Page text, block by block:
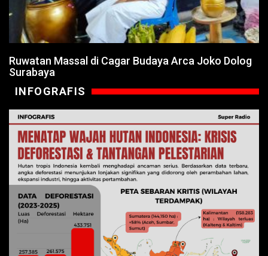
Ruwatan Massal di Cagar Budaya Arca Joko Dolog
Surabaya
INFOGRAFIS